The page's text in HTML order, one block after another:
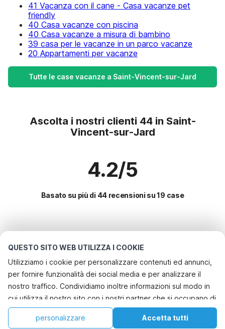
QUESTO SITO WEB UTILIZZA I COOKIE
Utilizziamo i cookie per personalizzare contenuti ed annunci,
per fornire funzionalità dei social media e per analizzare il
nostro traffico. Condividiamo inoltre informazioni sul modo in
cui utilizza il nostro sito con i nostri partner che si occupano di
analisi dei dati web, pubblicità e social media, i quali
potrebbero combinarle con altre informazioni che ha fornito
Accetta tutti
personalizzare
41 Vacanza con il cane - Casa vacanze pet
friendly
40 Casa vacanze con piscina
40 Casa vacanze a misura di bambino
39 casa per le vacanze in un parco vacanze
20 Appartamenti per vacanze
Tutte le case vacanze a Saint-Vincent-sur-Jard
Ascolta i nostri clienti 44 in Saint-
Vincent-sur-Jard
4.2/5
Basato su più di 44 recensioni su 19 case
vacanze
Città con i migliori servizi per le vacanze
Casa vacanze con giardino fontenay-sur-mer
Vacanza con il cane - Casa vacanze pet friendly tranche-sur-mer
Vacanza con il cane - Casa vacanze pet friendly la-tranche-sur-mer
Vacanza con il cane - Casa vacanze pet friendly la-fontenelle
Servizi più popolari per le vacanze in Saint-vincent-sur-
jard
Vacanza con il cane - Casa vacanze pet friendly
Città più popolari per le vacanze in Vandea